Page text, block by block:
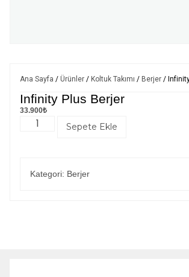
Ana Sayfa / Ürünler / Koltuk Takımı / Berjer /
Infinity Plus Berjer
33.900₺
Sepete Ekle
Kategori: Berjer